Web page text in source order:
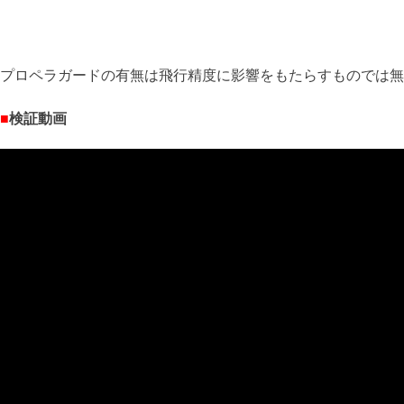
プロペラガードの有無は飛行精度に影響をもたらすものでは無
■検証動画